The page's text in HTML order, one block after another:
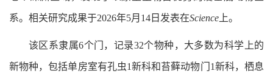
系。相关研究成果于2026年5月14日 发表在Science 上。
该区系隶属6个门，记录32个物种，大多数为科学上的
新物种，包括单房室有孔虫1新科和苔藓动物门1新科，栖息